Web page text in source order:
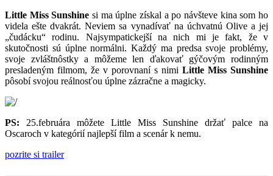
Little Miss Sunshine si ma úplne získal a po návšteve kina som ho
videla ešte dvakrát. Neviem sa vynadívať na úchvatnú Olive a jej
„čudácku“ rodinu. Najsympatickejší na nich mi je fakt, že v
skutočnosti sú úplne normálni. Každý ma predsa svoje problémy,
svoje zvláštnôstky a môžeme len ďakovať gýčovým rodinným
presladeným filmom, že v porovnaní s nimi Little Miss Sunshine
pôsobí svojou reálnosťou úplne zázračne a magicky.
PS: 25.februára môžete Little Miss Sunshine držať palce na
Oscaroch v kategórií najlepší film a scenár k nemu.
pozrite si trailer